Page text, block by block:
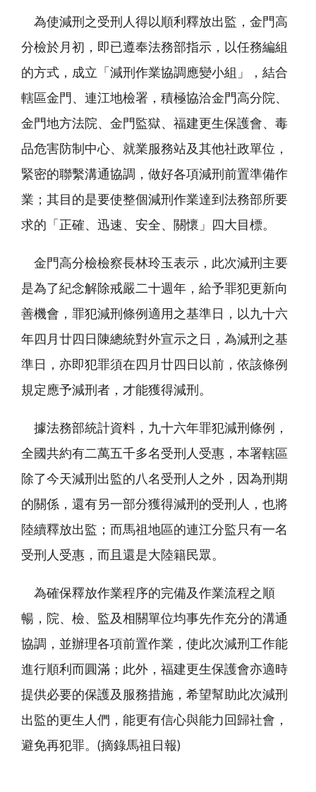
為使減刑之受刑人得以順利釋放出監，金門高
分檢於月初，即已遵奉法務部指示，以任務編組
的方式，成立「減刑作業協調應變小組」，結合
轄區金門、連江地檢署，積極協洽金門高分院、
金門地方法院、金門監獄、福建更生保護會、毒
品危害防制中心、就業服務站及其他社政單位，
緊密的聯繫溝通協調，做好各項減刑前置準備作
業；其目的是要使整個減刑作業達到法務部所要
求的「正確、迅速、安全、關懷」四大目標。
金門高分檢檢察長林玲玉表示，此次減刑主要
是為了紀念解除戒嚴二十週年，給予罪犯更新向
善機會，罪犯減刑條例適用之基準日，以九十六
年四月廿四日陳總統對外宣示之日，為減刑之基
準日，亦即犯罪須在四月廿四日以前，依該條例
規定應予減刑者，才能獲得減刑。
據法務部統計資料，九十六年罪犯減刑條例，
全國共約有二萬五千多名受刑人受惠，本署轄區
除了今天減刑出監的八名受刑人之外，因為刑期
的關係，還有另一部分獲得減刑的受刑人，也將
陸續釋放出監；而馬祖地區的連江分監只有一名
受刑人受惠，而且還是大陸籍民眾。
為確保釋放作業程序的完備及作業流程之順
暢，院、檢、監及相關單位均事先作充分的溝通
協調，並辦理各項前置作業，使此次減刑工作能
進行順利而圓滿；此外，福建更生保護會亦適時
提供必要的保護及服務措施，希望幫助此次減刑
出監的更生人們，能更有信心與能力回歸社會，
避免再犯罪。(摘錄馬祖日報)